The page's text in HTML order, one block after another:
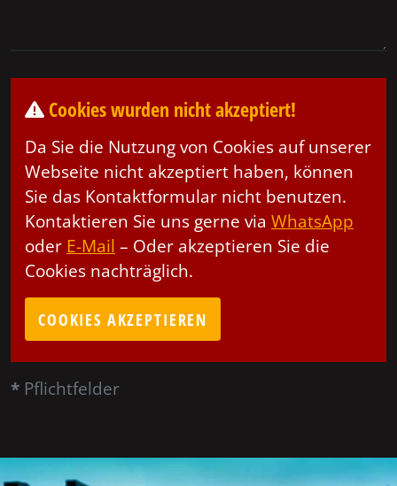
Cookies wurden nicht akzeptiert!
Da Sie die Nutzung von Cookies auf unserer
Webseite nicht akzeptiert haben, können
Sie das Kontaktformular nicht benutzen.
Kontaktieren Sie uns gerne via WhatsApp
oder E-Mail – Oder akzeptieren Sie die
Cookies nachträglich.
COOKIES AKZEPTIEREN
* Pflichtfelder